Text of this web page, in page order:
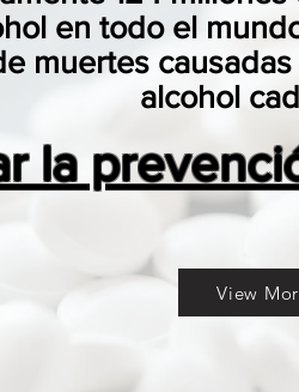
en todo el
muertes
alcohol
la
View